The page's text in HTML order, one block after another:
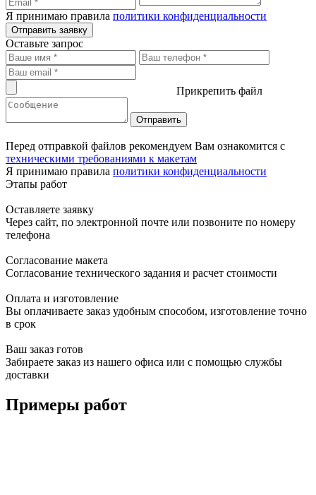
Я принимаю правила политики конфиденциальности
Отправить заявку
Оставьте запрос
Прикрепить файл
Перед отправкой файлов рекомендуем Вам ознакомится с
техническими требованиями к макетам
Я принимаю правила политики конфиденциальности
Этапы работ
Оставляете заявку
Через сайт, по электронной почте или позвоните по номеру
телефона
Согласование макета
Согласование технического задания и расчет стоимости
Оплата и изготовление
Вы оплачиваете заказ удобным способом, изготовление точно
в срок
Ваш заказ готов
Забираете заказ из нашего офиса или с помощью службы
доставки
Примеры работ